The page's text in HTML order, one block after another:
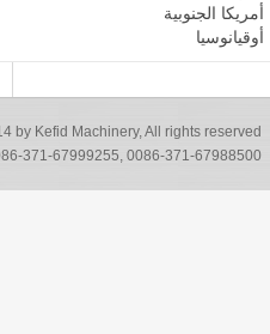
أمريكا الجنوبية
أوقيانوسيا
by Kefid Machinery, All rights reserved
371-67999255, 0086-371-67988500